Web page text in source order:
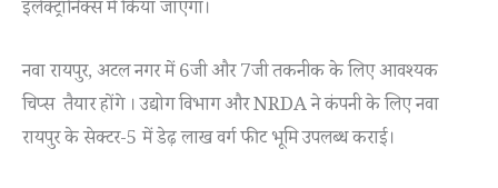
इलेक्ट्रॉनिक्स में किया जाएगा।
नवा रायपुर, अटल नगर में 6जी और 7जी तकनीक के लिए आवश्यक
चिप्स तैयार होंगे । उद्योग विभाग और NRDA ने कंपनी के लिए नवा
रायपुर के सेक्टर-5 में डेढ़ लाख वर्ग फीट भूमि उपलब्ध कराई।